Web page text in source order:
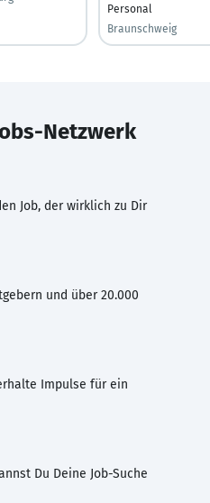
Personal
Braunschweig
Netzwerk
Job, der wirklich zu Dir
und über 20.000
Impulse für ein
Du Deine Job-Suche